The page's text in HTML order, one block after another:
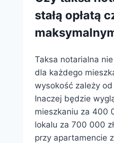
stałą opłatą
Taksa notarialna
dla każdego
wysokość zależy
Inaczej będzie
mieszkaniu za 400
lokalu za 700 000
przy apartamencie